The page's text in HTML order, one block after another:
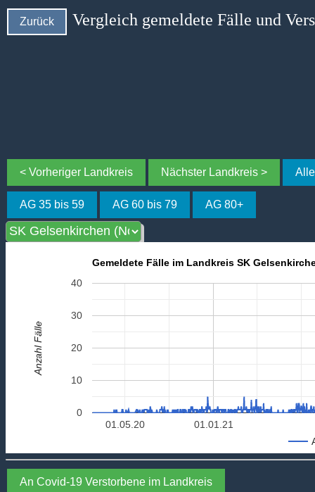
Zurück Vergleich gemeldete Fälle und
< Vorheriger Landkreis Nächster Landkreis >
AG 35 bis 59 AG 60 bis 79 AG 80+
Gemeldete Fälle im Landkreis SK
01.01.21
01.05.20
0
10
20
30
40
Anzahl Fälle
An Covid-19 Verstorbene im Landkreis